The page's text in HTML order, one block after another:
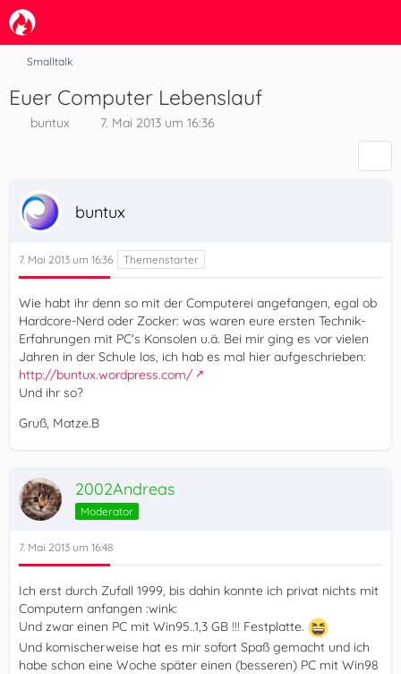
Smalltalk
Euer Computer Lebenslauf
buntux 7. Mai 2013 um 16:36
buntux
7. Mai 2013 um 16:36
Wie habt ihr denn so mit der Computerei angefangen, egal ob
Hardcore-Nerd oder Zocker: was waren eure ersten Technik-
Erfahrungen mit PC's Konsolen u.ä. Bei mir ging es vor vielen
Jahren in der Schule los, ich hab es mal hier aufgeschrieben:
http://buntux.wordpress.com/
Und ihr so?
Gruß, Matze.B
2002Andreas
Moderator
7. Mai 2013 um 16:48
Ich erst durch Zufall 1999, bis dahin konnte ich privat nichts mit
Computern anfangen :wink:
Und zwar einen PC mit Win95..1,3 GB !!! Festplatte.
Und komischerweise hat es mir sofort Spaß gemacht und ich
habe schon eine Woche später einen (besseren) PC mit Win98